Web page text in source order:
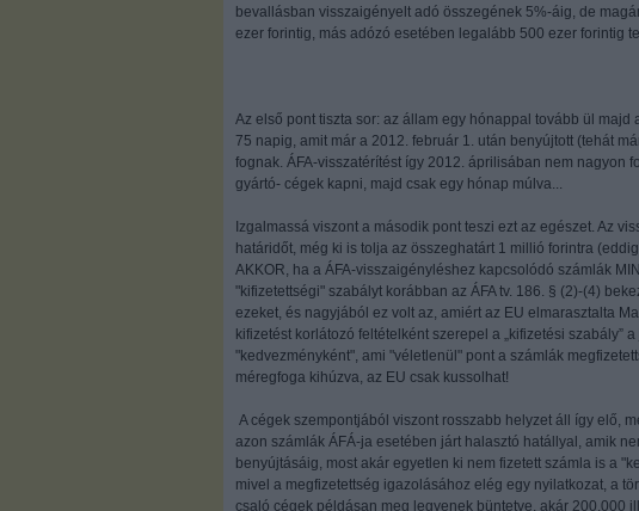
bevallásban visszaigényelt adó összegének 5%-áig, de
ezer forintig, más adózó esetében legalább 500 ezer forintig
Az első pont tiszta sor: az állam egy hónappal tovább ül majd
75 napig, amit már a 2012. február 1. után benyújtott (tehát
fognak. ÁFA-visszatérítést így 2012. áprilisában nem nagyon
gyártó- cégek kapni, majd csak egy hónap múlva...
Izgalmassá viszont a második pont teszi ezt az egészet. Az
határidőt, még ki is tolja az összeghatárt 1 millió forintra
AKKOR, ha a ÁFA-visszaigényléshez kapcsolódó számlák
"kifizetettségi" szabályt korábban az ÁFA tv. 186. § (2)-(4)
ezeket, és nagyjából ez volt az, amiért az EU elmarasztalta
kifizetést korlátozó feltételként szerepel a „kifizetési szabály”
"kedvezményként", ami "véletlenül" pont a számlák
méregfoga kihúzva, az EU csak kussolhat!
A cégek szempontjából viszont rosszabb helyzet áll így elő,
azon számlák ÁFÁ-ja esetében járt halasztó hatállyal, amik
benyújtásáig, most akár egyetlen ki nem fizetett számla is a
mivel a megfizetettség igazolásához elég egy nyilatkozat, a
csaló cégek példásan meg legyenek büntetve, akár 200.000